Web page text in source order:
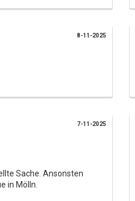
8-11-2025
Sache. Ansonsten
in Mölln.
7-11-2025